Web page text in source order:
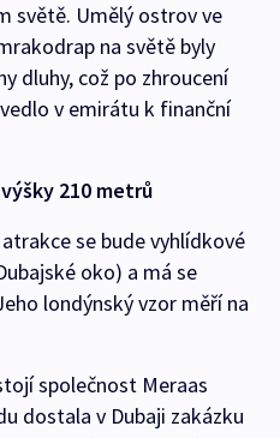
světě. Umělý ostrov ve
na světě byly
dluhy, což po zhroucení
v emirátu k finanční
210 metrů
se bude vyhlídkové
oko) a má se
londýnský vzor měří na
společnost Meraas
dostala v Dubaji zakázku